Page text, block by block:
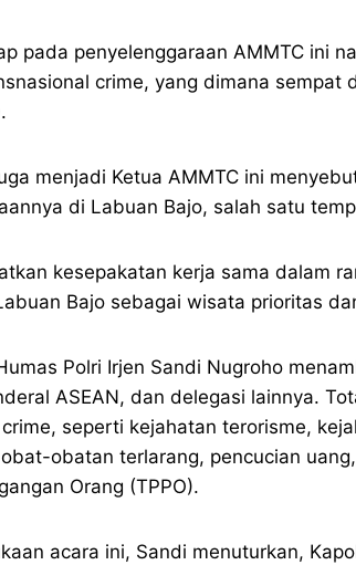
pada penyelenggaraan AMMTC ini
crime, yang dimana sempat
menjadi Ketua AMMTC ini
di Labuan Bajo, salah satu
kesepakatan kerja sama dalam
Bajo sebagai wisata prioritas
Polri Irjen Sandi Nugroho
ASEAN, dan delegasi lainnya.
seperti kejahatan terorisme,
obatan terlarang, pencucian
Orang (TPPO).
acara ini, Sandi menuturkan,